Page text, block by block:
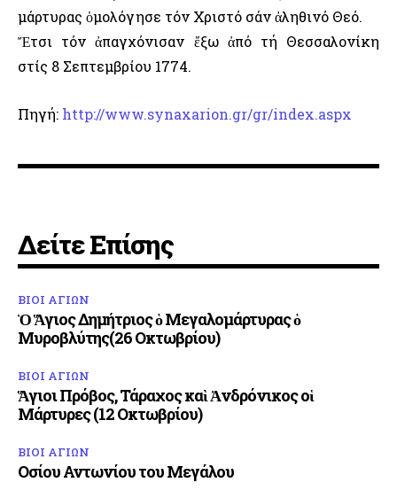
μάρτυρας ὁμολόγησε τόν Χριστό σάν ἀληθινό Θεό.
Ἔτσι τόν ἀπαγχόνισαν ἔξω ἀπό τή Θεσσαλονίκη
στίς 8 Σεπτεμβρίου 1774.
Πηγή: http://www.synaxarion.gr/gr/index.aspx
Δείτε Επίσης
ΒΙΟΙ ΑΓΙΩΝ
Ὁ Ἅγιος Δημήτριος ὁ Μεγαλομάρτυρας ὁ
Μυροβλύτης(26 Οκτωβρίου)
ΒΙΟΙ ΑΓΙΩΝ
Ἅγιοι Πρόβος, Τάραχος καὶ Ἀνδρόνικος οἱ
Μάρτυρες (12 Οκτωβρίου)
ΒΙΟΙ ΑΓΙΩΝ
Οσίου Αντωνίου του Μεγάλου